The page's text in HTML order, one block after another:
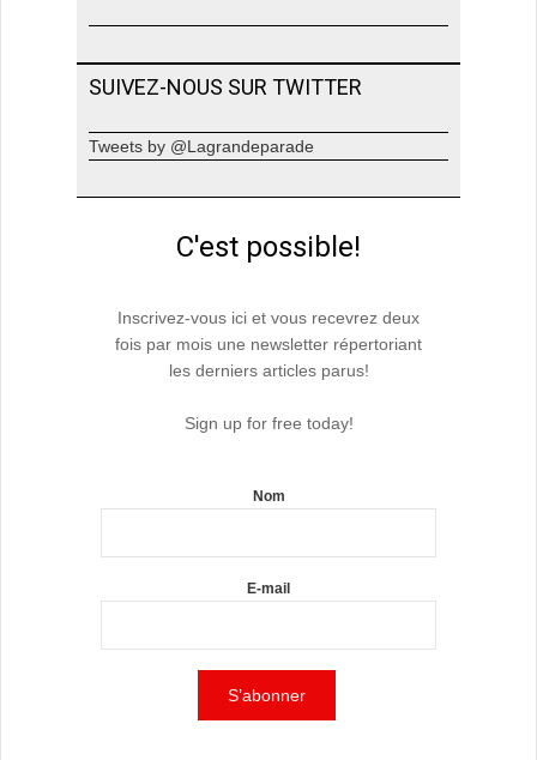
SUIVEZ-NOUS SUR TWITTER
Tweets by @Lagrandeparade
C'est possible!
Inscrivez-vous ici et vous recevrez deux
fois par mois une newsletter répertoriant
les derniers articles parus!
Sign up for free today!
Nom
E-mail